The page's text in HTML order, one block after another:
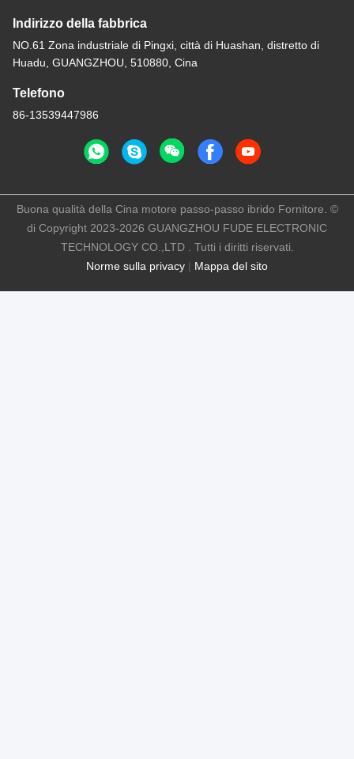
Indirizzo della fabbrica
NO.61 Zona industriale di Pingxi, città di Huashan, distretto di
Huadu, GUANGZHOU, 510880, Cina
Telefono
86-13539447986
Norme sulla privacy | Mappa del sito
Buona qualità della Cina motore passo-passo ibrido Fornitore. ©
di Copyright 2023-2026 GUANGZHOU FUDE ELECTRONIC
TECHNOLOGY CO.,LTD . Tutti i diritti riservati.